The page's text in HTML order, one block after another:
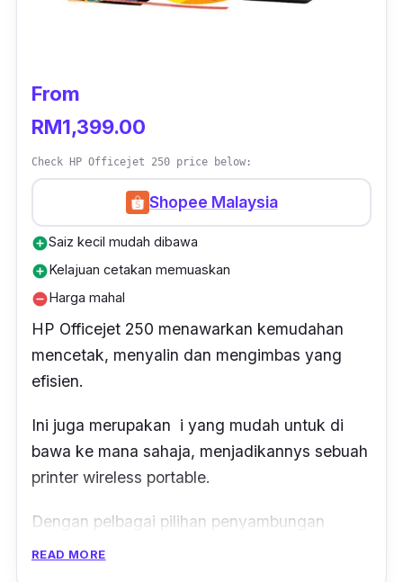
anda menghasilkan dokumen pada saiz yang
Dengan resolusi mencetak hingga 1200 x
4800dpi, menghasilkan cetakan yang tajam
dan berwarna dengan butiran dan kejelasan
terbaik.
From
RM1,399.00
Check HP Officejet 250 price below:
Shopee Malaysia
add_circleSaiz kecil mudah dibawa
add_circleKelajuan cetakan memuaskan
remove_circleHarga mahal
HP Officejet 250 menawarkan kemudahan
mencetak, menyalin dan mengimbas yang
efisien.
Ini juga merupakan i yang mudah untuk di
bawa ke mana sahaja, menjadikannys sebuah
printer wireless portable.
Dengan pelbagai pilihan penyambungan
seperti USB 2.0, Wi-Fi Direct, dan BLE,
READ MORE